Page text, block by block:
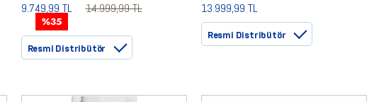
9.749,99 TL 14.999,99 TL
%35
Resmi Distribütör
13.999,99 TL
Resmi Distribütör